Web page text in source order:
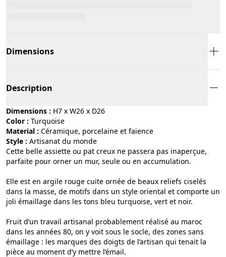
Dimensions
Description
Dimensions : H7 x W26 x D26
Color :
turquoise
Material :
céramique, porcelaine et faïence
Style :
artisanat du monde
Cette belle assiette ou pat creux ne passera pas inaperçue,
parfaite pour orner un mur, seule ou en accumulation.
Elle est en argile rouge cuite ornée de beaux reliefs ciselés
dans la masse, de motifs dans un style oriental et comporte un
joli émaillage dans les tons bleu turquoise, vert et noir.
Fruit d’un travail artisanal probablement réalisé au maroc
dans les années 80, on y voit sous le socle, des zones sans
émaillage : les marques des doigts de l’artisan qui tenait la
pièce au moment d’y mettre l’émail.